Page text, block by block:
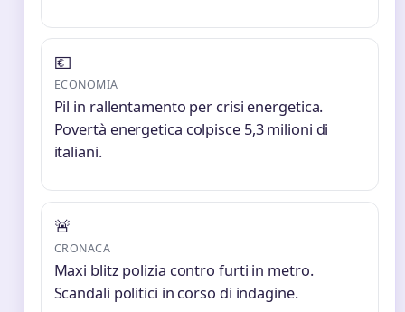
💶
ECONOMIA
Pil in rallentamento per crisi energetica.
Povertà energetica colpisce 5,3 milioni di
italiani.
🚨
CRONACA
Maxi blitz polizia contro furti in metro.
Scandali politici in corso di indagine.